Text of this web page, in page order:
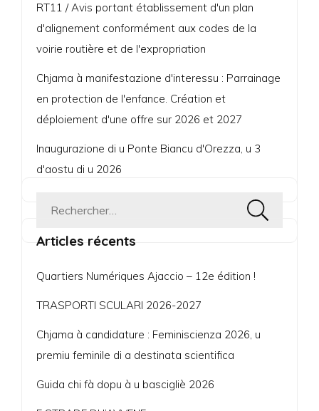
RT11 / Avis portant établissement d'un plan
d'alignement conformément aux codes de la
voirie routière et de l'expropriation
Chjama à manifestazione d'interessu : Parrainage
en protection de l'enfance. Création et
déploiement d'une offre sur 2026 et 2027
Inaugurazione di u Ponte Biancu d'Orezza, u 3
d'aostu di u 2026
Rechercher :
Articles récents
Quartiers Numériques Ajaccio – 12e édition !
TRASPORTI SCULARI 2026-2027
Chjama à candidature : Feminiscienza 2026, u
premiu feminile di a destinata scientifica
Guida chi fà dopu à u bascigliè 2026